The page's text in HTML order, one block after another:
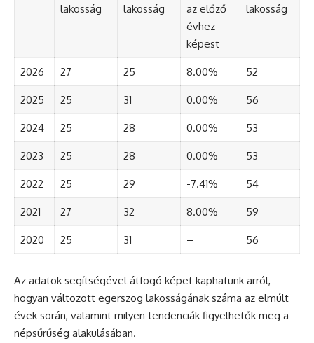
lakosság
lakosság
az előző
évhez
képest
lakosság
2026 27 25 8.00% 52
2025 25 31 0.00% 56
2024 25 28 0.00% 53
2023 25 28 0.00% 53
2022 25 29 -7.41% 54
2021 27 32 8.00% 59
2020 25 31 – 56
Az adatok segítségével átfogó képet kaphatunk arról,
hogyan változott egerszog lakosságának száma az elmúlt
évek során, valamint milyen tendenciák figyelhetők meg a
népsűrűség alakulásában.